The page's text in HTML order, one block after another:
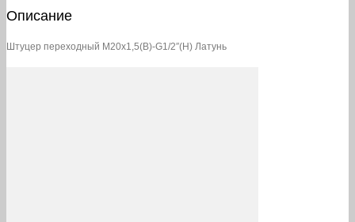
Описание
Штуцер переходный М20х1,5(В)-G1/2″(Н) Латунь